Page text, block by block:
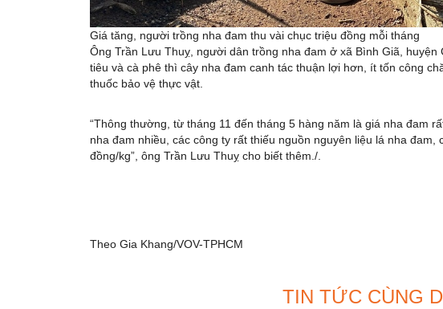
Giá tăng, người trồng nha đam thu vài chục triệu đồng mỗi tháng
Ông Trần Lưu Thuỵ, người dân trồng nha đam ở xã Bình Giã,
tiêu và cà phê thì cây nha đam canh tác thuận lợi hơn, ít tốn công
thuốc bảo vệ thực vật.
“Thông thường, từ tháng 11 đến tháng 5 hàng năm là giá nha đam
nha đam nhiều, các công ty rất thiếu nguồn nguyên liệu lá nha
đồng/kg”, ông Trần Lưu Thuỵ cho biết thêm./.
Theo Gia Khang/VOV-TPHCM
TIN TỨC CÙNG